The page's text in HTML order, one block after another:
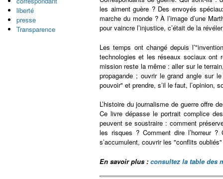
les aiment guère ? Des envoyés
marche du monde ? À l’image d’une
pour vaincre l’injustice, c’était de la
Les temps ont changé depuis
technologies et les réseaux sociaux ont
mission reste la même : aller sur le
propagande ; ouvrir le grand angle sur
pouvoir" et prendre, s’il le faut, l’opinion,
L’histoire du journalisme de guerre offre
Ce livre dépasse le portrait complice
peuvent se soustraire : comment
les risques ? Comment dire l’horreur ?
s’accumulent, couvrir les "conflits
En savoir plus : consultez la table des
liberté
presse
Transparence